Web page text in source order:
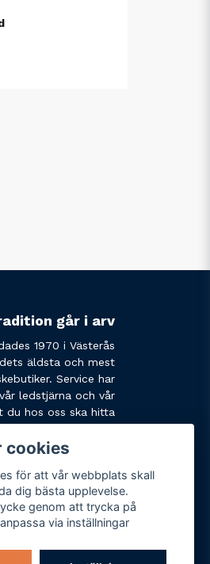
går i arv
1970 i Västerås
äldsta och mest
Service har
ledstjärna och vår
du hos oss ska hitta
oss en signal eller
cookies
för att vår webbplats skall
dig bästa upplevelse.
genom att trycka på
via inställningar